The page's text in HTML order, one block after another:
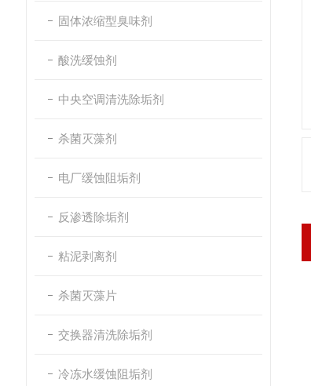
固体浓缩型臭味剂
酸洗缓蚀剂
中央空调清洗除垢剂
杀菌灭藻剂
电厂缓蚀阻垢剂
反渗透除垢剂
粘泥剥离剂
杀菌灭藻片
交换器清洗除垢剂
冷冻水缓蚀阻垢剂